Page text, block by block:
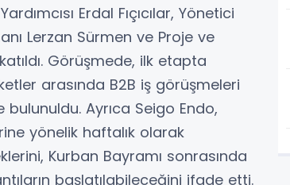
Erdal Fıçıcılar, Yönetici
Lerzan Sürmen ve Proje ve
Görüşmede, ilk etapta
arasında B2B iş görüşmeleri
Ayrıca Seigo Endo,
yönelik haftalık olarak
Kurban Bayramı sonrasında
başlatılabileceğini ifade etti.